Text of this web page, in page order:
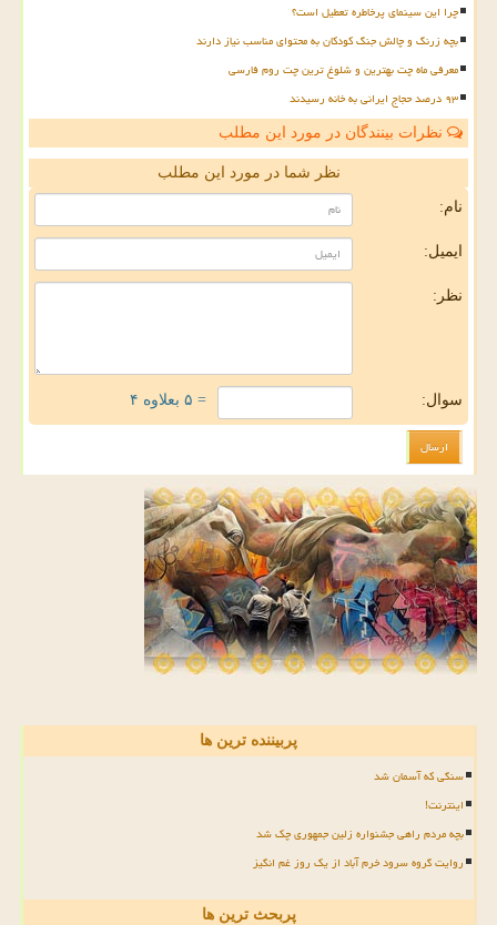
چرا این سینمای پرخاطره تعطیل است؟
بچه زرنگ و چالش جنگ کودکان به محتوای مناسب نیاز دارند
معرفی ماه چت بهترین و شلوغ ترین چت روم فارسی
۹۳ درصد حجاج ایرانی به خانه رسیدند
نظرات بینندگان در مورد این مطلب
نظر شما در مورد این مطلب
نام:
ایمیل:
نظر:
سوال: = ۵ بعلاوه ۴
پربیننده ترین ها
سنگی که آسمان شد
اینترنت!
بچه مردم راهی جشنواره زلین جمهوری چک شد
روایت گروه سرود خرم آباد از یک روز غم انگیز
پربحث ترین ها